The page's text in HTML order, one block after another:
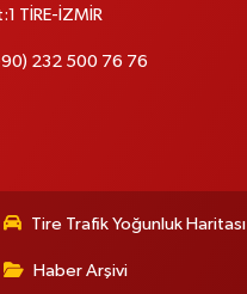
TİRE-İZMİR
232 500 76 76
Tire Trafik Yoğunluk Haritası
Haber Arşivi